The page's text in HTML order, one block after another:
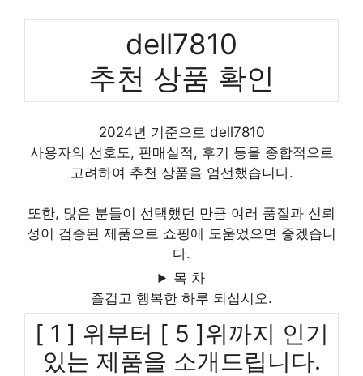
dell7810
추천 상품 확인
2024년 기준으로 dell7810
사용자의 선호도, 판매실적, 후기 등을 종합적으로
고려하여 추천 상품을 엄선했습니다.
또한, 많은 분들이 선택했던 만큼 여러 품질과 신뢰
성이 검증된 제품으로 쇼핑에 도움었으면 좋겠습니
다.
목 차
즐겁고 행복한 하루 되십시오.
[ 1 ] 위부터 [ 5 ]위까지 인기
있는 제품을 소개드립니다.